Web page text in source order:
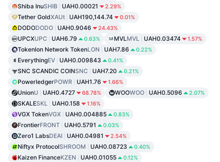
Shiba InuSHIB UAH0.00021 2.29%
Tether GoldXAUt UAH190,144.74 0.01%
DODODODO UAH0.9046 24.43%
UPCXUPC UAH6.79 0.63% MVLMVL UAH0.03474 1.57%
Tokenlon Network TokenLON UAH7.86 0.22%
EverythingEV UAH0.009843 0.41%
SNC SCANDIC COINSNC UAH7.20 0.21%
PowerledgerPOWR UAH1.76 1.66%
UnionU UAH0.4727 68.78% WOOWOO UAH0.5096 2.07%
SKALESKL UAH0.158 1.16%
VGX TokenVGX UAH0.004885 0.83%
FrontierFRONT UAH0.5791 0.03%
Zero1 LabsDEAI UAH0.04981 2.54%
Niftyx ProtocolSHROOM UAH0.08723 0.40%
Kaizen FinanceKZEN UAH0.01055 0.12%